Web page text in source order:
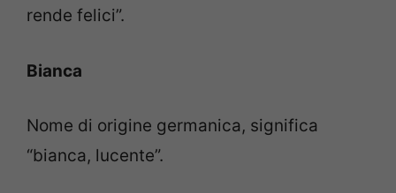
rende felici”.
Bianca
Nome di origine germanica, significa
“bianca, lucente”.